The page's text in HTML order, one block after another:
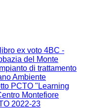
ex voto 4BC -
del Monte
di trattamento
Ambiente
PCTO "Learning
Montefiore
2022-23